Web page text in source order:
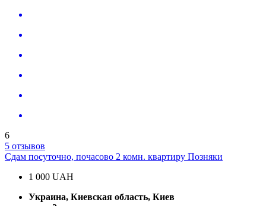
6
5 отзывов
Сдам посуточно, почасово 2 комн. квартиру Позняки
1 000 UAH
Украина, Киевская область, Киев